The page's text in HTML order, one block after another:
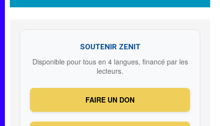
SOUTENIR ZENIT
Disponible pour tous en 4 langues, financé par les
lecteurs.
FAIRE UN DON